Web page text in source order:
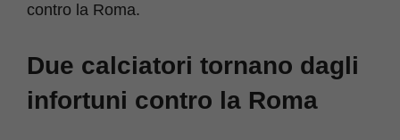
contro la Roma.
Due calciatori tornano dagli
infortuni contro la Roma